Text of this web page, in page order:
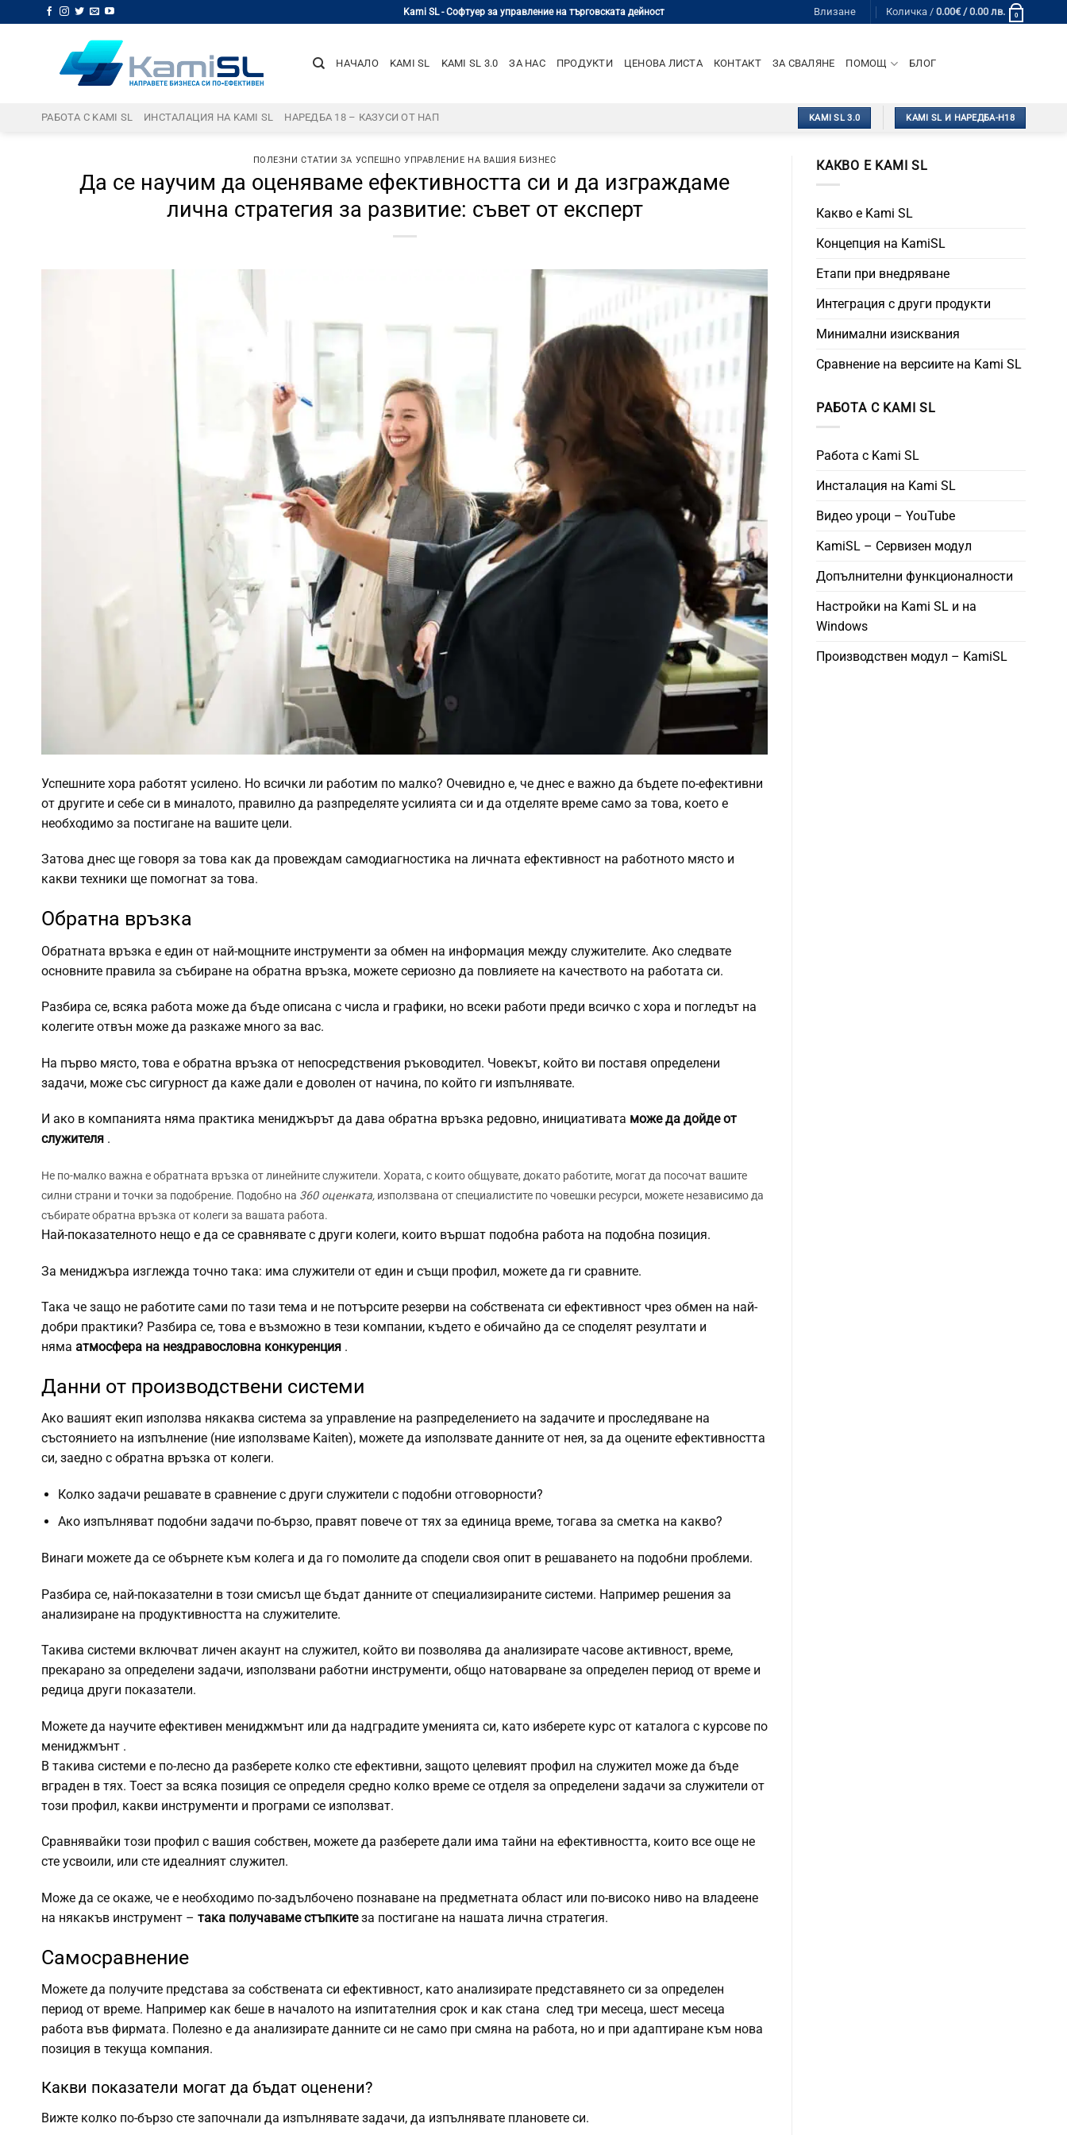
to
Kami SL - Софтуер за управление на търговската дейност Влизане Количка / 0.00€/ 0.00 лв. 0
НАЧАЛО KAMI SL KAMI SL 3.0 ЗА НАС ПРОДУКТИ ЦЕНОВА ЛИСТА КОНТАКТ ЗА СВАЛЯНЕ ПОМОЩ БЛОГ
РАБОТА С KAMI SL ИНСТАЛАЦИЯ НА KAMI SL НАРЕДБА 18 – КАЗУСИ ОТ НАП KAMI SL 3.0 KAMI SL И НАРЕДБА-Н18
ПОЛЕЗНИ СТАТИИ ЗА УСПЕШНО УПРАВЛЕНИЕ НА ВАШИЯ БИЗНЕС
Да се ​​научим да оценяваме ефективността си и да изграждаме
лична стратегия за развитие: съвет от експерт
Успешните хора работят усилено. Но всички ли работим по малко? Очевидно е, че днес е важно да бъдете по-ефективни
от другите и себе си в миналото, правилно да разпределяте усилията си и да отделяте време само за това, което е
необходимо за постигане на вашите цели.
Затова днес ще говоря за това как да провеждам самодиагностика на личната ефективност на работното място и
какви техники ще помогнат за това.
Обратна връзка
Обратната връзка е един от най-мощните инструменти за обмен на информация между служителите. Ако следвате
основните правила за събиране на обратна връзка, можете сериозно да повлияете на качеството на работата си.
Разбира се, всяка работа може да бъде описана с числа и графики, но всеки работи преди всичко с хора и погледът на
колегите отвън може да разкаже много за вас.
На първо място, това е обратна връзка от непосредствения ръководител. Човекът, който ви поставя определени
задачи, може със сигурност да каже дали е доволен от начина, по който ги изпълнявате.
И ако в компанията няма практика мениджърът да дава обратна връзка редовно, инициативата може да дойде от
служителя .
Не по-малко важна е обратната връзка от линейните служители. Хората, с които общувате, докато работите, могат да посочат вашите
силни страни и точки за подобрение. Подобно на 360 ​​оценката, използвана от специалистите по човешки ресурси, можете независимо да
събирате обратна връзка от колеги за вашата работа.
Най-показателното нещо е да се сравнявате с други колеги, които вършат подобна работа на подобна позиция.
За мениджъра изглежда точно така: има служители от един и същи профил, можете да ги сравните.
Така че защо не работите сами по тази тема и не потърсите резерви на собствената си ефективност чрез обмен на най-
добри практики? Разбира се, това е възможно в тези компании, където е обичайно да се споделят резултати и
няма атмосфера на нездравословна конкуренция .
Данни от производствени системи
Ако вашият екип използва някаква система за управление на разпределението на задачите и проследяване на
състоянието на изпълнение (ние използваме Kaiten), можете да използвате данните от нея, за да оцените ефективността
си, заедно с обратна връзка от колеги.
Колко задачи решавате в сравнение с други служители с подобни отговорности?
Ако изпълняват подобни задачи по-бързо, правят повече от тях за единица време, тогава за сметка на какво?
Винаги можете да се обърнете към колега и да го помолите да сподели своя опит в решаването на подобни проблеми.
Разбира се, най-показателни в този смисъл ще бъдат данните от специализираните системи. Например решения за
анализиране на продуктивността на служителите.
Такива системи включват личен акаунт на служител, който ви позволява да анализирате часове активност, време,
прекарано за определени задачи, използвани работни инструменти, общо натоварване за определен период от време и
редица други показатели.
Можете да научите ефективен мениджмънт или да надградите уменията си, като изберете курс от каталога с курсове по
мениджмънт .
В такива системи е по-лесно да разберете колко сте ефективни, защото целевият профил на служител може да бъде
вграден в тях. Тоест за всяка позиция се определя средно колко време се отделя за определени задачи за служители от
този профил, какви инструменти и програми се използват.
Сравнявайки този профил с вашия собствен, можете да разберете дали има тайни на ефективността, които все още не
сте усвоили, или сте идеалният служител.
Може да се окаже, че е необходимо по-задълбочено познаване на предметната област или по-високо ниво на владеене
на някакъв инструмент – така получаваме стъпкитеза постигане на нашата лична стратегия.
Самосравнение
Можете да получите представа за собствената си ефективност, като анализирате представянето си за определен
период от време. Например как беше в началото на изпитателния срок и как стана след три месеца, шест месеца
работа във фирмата. Полезно е да анализирате данните си не само при смяна на работа, но и при адаптиране към нова
позиция в текуща компания.
Какви показатели могат да бъдат оценени?
Вижте колко по-бързо сте започнали да изпълнявате задачи, да изпълнявате плановете си.
КАКВО Е KAMI SL
Какво е Kami SL
Концепция на KamiSL
Етапи при внедряване
Интеграция с други продукти
Минимални изисквания
Сравнение на версиите на Kami SL
РАБОТА С KAMI SL
Работа с Kami SL
Инсталация на Kami SL
Видео уроци – YouTube
KamiSL – Сервизен модул
Допълнителни функционалности
Настройки на Kami SL и на
Windows
Производствен модул – KamiSL